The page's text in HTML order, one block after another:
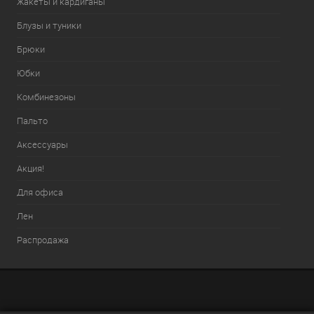
Блузы и туники
Брюки
Юбки
Комбинезоны
Пальто
Аксессуары
Акция!
Для офиса
Лен
Распродажа